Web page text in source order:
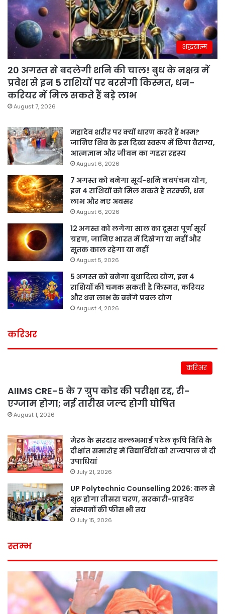
अद्धयात्म
20 अगस्त से बदलेगी शनि की चाल! बुध के नक्षत्र में
प्रवेश से इन 5 राशियों पर बरसेगी किस्मत, धन-
करियर में मिल सकते हैं बड़े लाभ
August 7, 2026
महादेव शरीर पर क्यों धारण करते हैं भस्म?
जानिए शिव के इस दिव्य स्वरूप में छिपा वैराग्य,
आत्मज्ञान और जीवन का गहरा रहस्य
August 6, 2026
7 अगस्त को बनेगा सूर्य-शनि नवपंचम योग,
इन 4 राशियों को मिल सकते हैं तरक्की, धन
लाभ और नए अवसर
August 6, 2026
12 अगस्त को लगेगा साल का दूसरा पूर्ण सूर्य
ग्रहण, जानिए भारत में दिखेगा या नहीं और
सूतक काल रहेगा या नहीं
August 5, 2026
5 अगस्त को बनेगा बुधादित्य योग, इन 4
राशियों की चमक सकती है किस्मत, करियर
और धन लाभ के बनेंगे प्रबल योग
August 4, 2026
करिअर
करिअर
AIIMS CRE-5 के 7 ग्रुप कोड की परीक्षा रद्द, री-
एग्जाम होगा; नई तारीख जल्द होगी घोषित
August 1, 2026
मेरठ के सरदार वल्लभभाई पटेल कृषि विवि के
दीक्षांत समारोह में विद्यार्थियों को राज्यपाल ने दी
उपाधियां
July 21, 2026
UP Polytechnic Counselling 2026: कल से
शुरू होगा तीसरा चरण, सरकारी-प्राइवेट
संस्थानों की फीस भी तय
July 15, 2026
स्तम्भ